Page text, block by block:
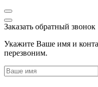
Заказать обратный звонок
Укажите Ваше имя и
перезвоним.